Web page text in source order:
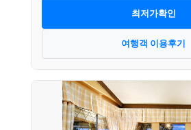
최저가확인
여행객 이용후기